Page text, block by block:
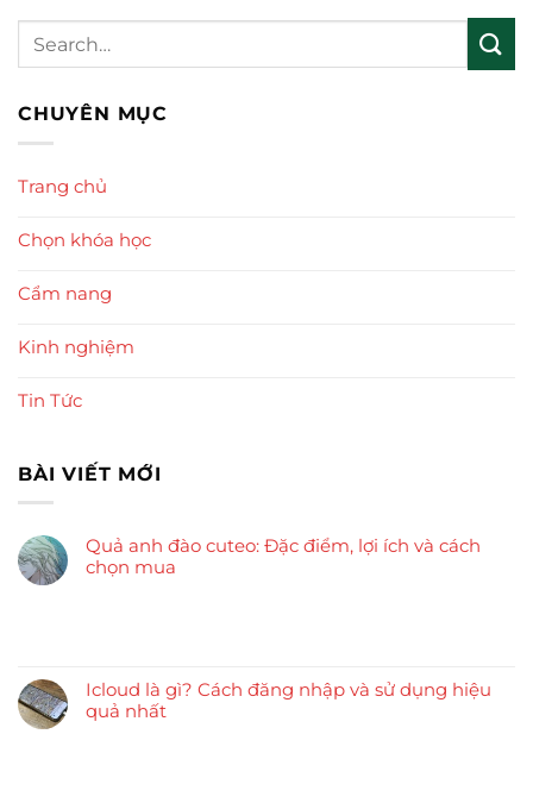
CHUYÊN MỤC
Trang chủ
Chọn khóa học
Cẩm nang
Kinh nghiệm
Tin Tức
BÀI VIẾT MỚI
Quả anh đào cuteo: Đặc điểm, lợi ích và cách
chọn mua
Icloud là gì? Cách đăng nhập và sử dụng hiệu
quả nhất